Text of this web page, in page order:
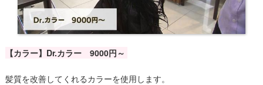
【カラー】Dr.カラー 9000円～
髪質を改善してくれるカラーを使用します。